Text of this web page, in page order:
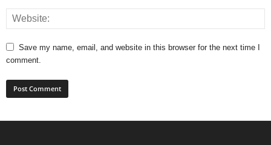
Save my name, email, and website in this browser for the next time I
comment.